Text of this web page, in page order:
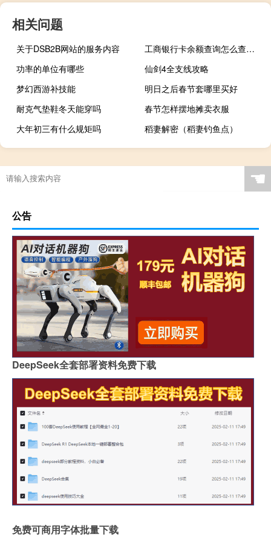
相关问题
关于DSB2B网站的服务内容
工商银行卡余额查询怎么查（工商银行卡余额查询怎么查）
功率的单位有哪些
仙剑4全支线攻略
梦幻西游补技能
明日之后春节套哪里买好
耐克气垫鞋冬天能穿吗
春节怎样摆地摊卖衣服
大年初三有什么规矩吗
稻妻解密（稻妻钓鱼点）
☚
公告
DeepSeek全套部署资料免费下载
免费可商用字体批量下载